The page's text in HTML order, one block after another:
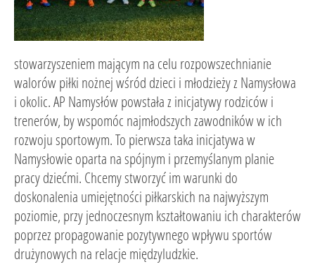
stowarzyszeniem mającym na celu rozpowszechnianie
walorów piłki nożnej wśród dzieci i młodzieży z Namysłowa
i okolic. AP Namysłów powstała z inicjatywy rodziców i
trenerów, by wspomóc najmłodszych zawodników w ich
rozwoju sportowym. To pierwsza taka inicjatywa w
Namysłowie oparta na spójnym i przemyślanym planie
pracy dziećmi. Chcemy stworzyć im warunki do
doskonalenia umiejętności piłkarskich na najwyższym
poziomie, przy jednoczesnym kształtowaniu ich charakterów
poprzez propagowanie pozytywnego wpływu sportów
drużynowych na relacje międzyludzkie.